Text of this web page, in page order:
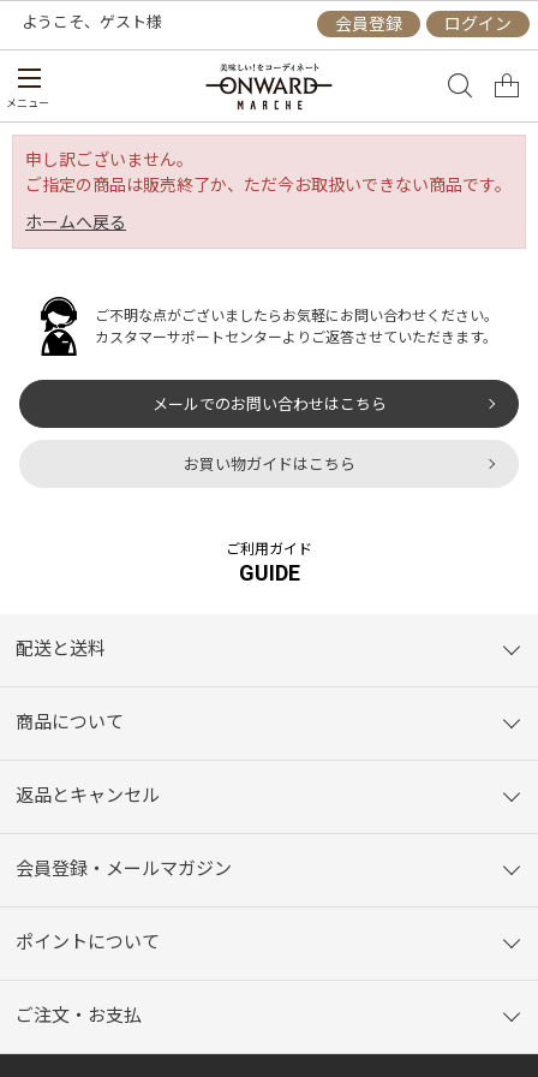
ようこそ、 ゲスト様 会員登録 ログイン
メニュー
申し訳ございません。
ご指定の商品は販売終了か、ただ今お取扱いできない商品です。
ホームへ戻る
ご不明な点がございましたらお気軽にお問い合わせください。
カスタマーサポートセンターよりご返答させていただきます。
メールでのお問い合わせはこちら
お買い物ガイドはこちら
ご利用ガイド
GUIDE
配送と送料
商品について
返品とキャンセル
会員登録・メールマガジン
ポイントについて
ご注文・お支払